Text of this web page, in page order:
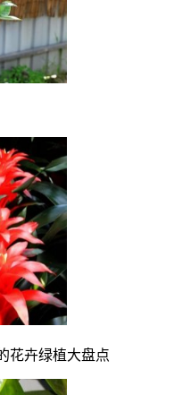
花卉绿植大盘点